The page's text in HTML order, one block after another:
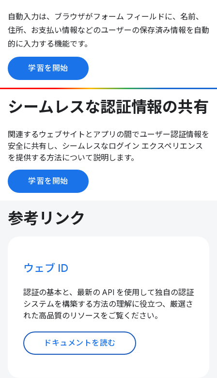
自動入力は、ブラウザがフォーム フィールドに、名前、
住所、お支払い情報などのユーザーの保存済み情報を自動
的に入力する機能です。
学習を開始
シームレスな認証情報の共有
関連するウェブサイトとアプリの間でユーザー認証情報を
安全に共有し、シームレスなログイン エクスペリエンス
を提供する方法について説明します。
学習を開始
参考リンク
ウェブ ID
認証の基本と、最新の API を使用して独自の認証
システムを構築する方法の理解に役立つ、厳選さ
れた高品質のリソースをご覧ください。
ドキュメントを読む